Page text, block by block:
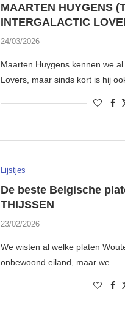
MAARTEN HUYGENS
INTERGALACTIC
24/03/2026
Maarten Huygens kennen we
Lovers, maar sinds kort is hij
Lijstjes
De beste Belgische
THIJSSEN
23/02/2026
We wisten al welke platen
onbewoond eiland, maar we …